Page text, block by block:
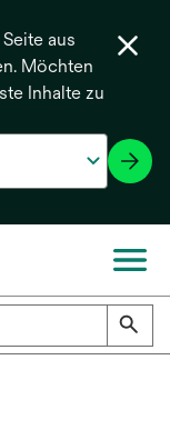
aus
Möchten
Inhalte zu